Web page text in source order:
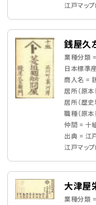
江戸マッ
銭屋久
業種分類
日本標準
商人名 =
居所（原
居所（歴
職種（原
仲間 = 十
出典 = 江
江戸マッ
大津屋
業種分類